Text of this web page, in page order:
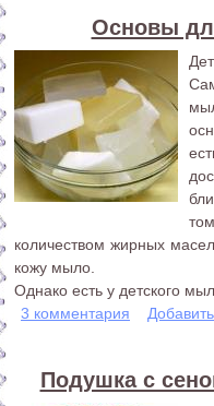
Основы
количеством жирных
кожу мыло.
Однако есть у детского
3 комментария
Подушка с